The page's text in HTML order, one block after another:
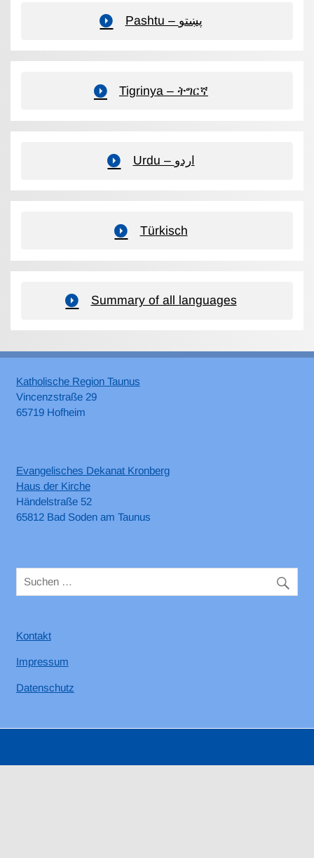
Pashtu – پښتو
Tigrinya – ትግርኛ
Urdu – اردو
Türkisch
Summary of all languages
Katholische Region Taunus
Vincenzstraße 29
65719 Hofheim
Evangelisches Dekanat Kronberg
Haus der Kirche
Händelstraße 52
65812 Bad Soden am Taunus
Kontakt
Impressum
Datenschutz